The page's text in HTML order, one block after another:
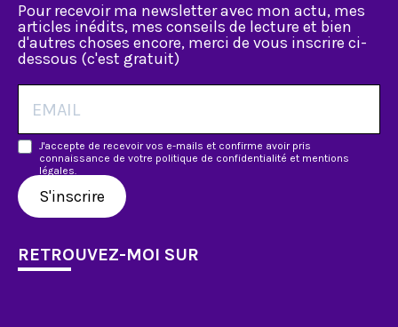
Pour recevoir ma newsletter avec mon actu, mes
articles inédits, mes conseils de lecture et bien
d'autres choses encore, merci de vous inscrire ci-
dessous (c'est gratuit)
J'accepte de recevoir vos e-mails et confirme avoir pris
connaissance de votre politique de confidentialité et mentions
légales.
S'inscrire
RETROUVEZ-MOI SUR